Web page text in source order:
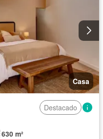
Casa
Destacado
630 m²